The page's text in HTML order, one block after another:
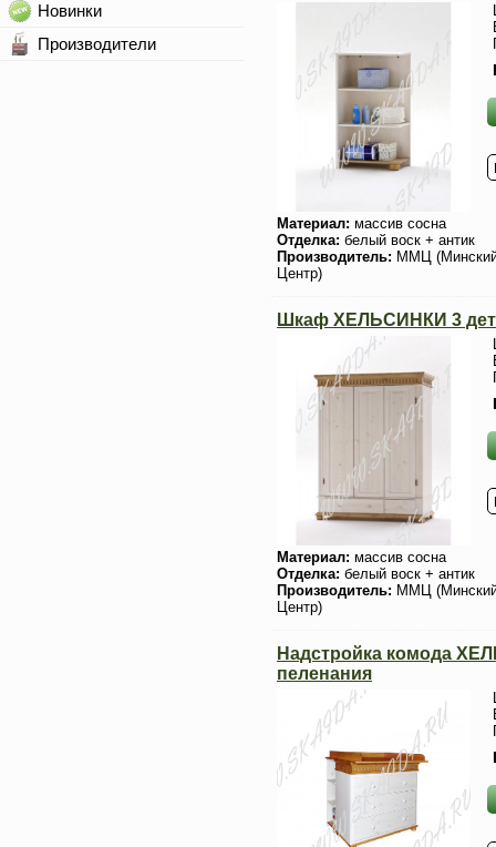
Новинки
Производители
Материал: массив сосна
Отделка: белый воск + антик
Производитель: ММЦ
Центр)
Шкаф ХЕЛЬСИНКИ 3
Материал: массив сосна
Отделка: белый воск + антик
Производитель: ММЦ
Центр)
Надстройка комода
пеленания